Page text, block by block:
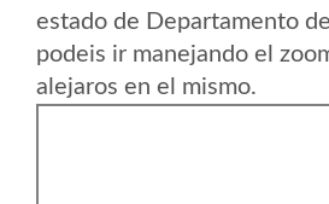
estado de Departamento
podeis ir manejando el
alejaros en el mismo.